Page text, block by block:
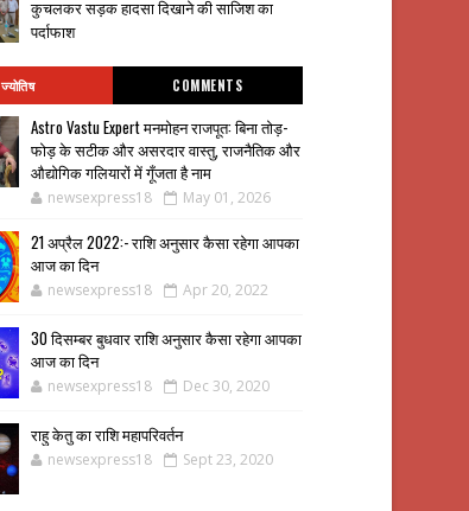
कुचलकर सड़क हादसा दिखाने की साजिश का
पर्दाफाश
ज्योतिष COMMENTS
Astro Vastu Expert मनमोहन राजपूत: बिना तोड़-
फोड़ के सटीक और असरदार वास्तु, राजनैतिक और
औद्योगिक गलियारों में गूँजता है नाम
newsexpress18 May 01, 2026
21 अप्रैल 2022:- राशि अनुसार कैसा रहेगा आपका
आज का दिन
newsexpress18 Apr 20, 2022
30 दिसम्बर बुधवार राशि अनुसार कैसा रहेगा आपका
आज का दिन
newsexpress18 Dec 30, 2020
राहु केतु का राशि महापरिवर्तन
newsexpress18 Sept 23, 2020